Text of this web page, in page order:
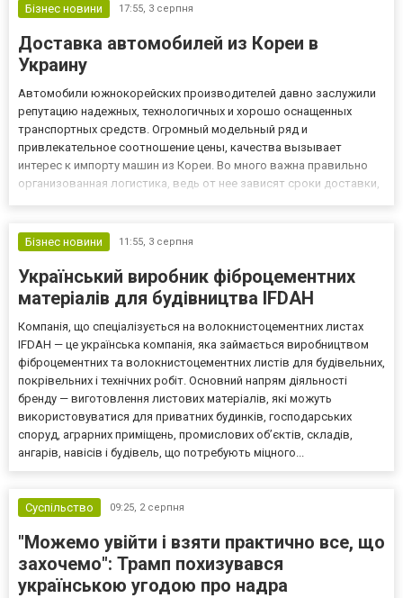
Бізнес новини 17:55, 3 серпня
Доставка автомобилей из Кореи в
Украину
Автомобили южнокорейских производителей давно заслужили
репутацию надежных, технологичных и хорошо оснащенных
транспортных средств. Огромный модельный ряд и
привлекательное соотношение цены, качества вызывает
интерес к импорту машин из Кореи. Во много важна правильно
организованная логистика, ведь от нее зависят сроки доставки,
перевозки автомо...
Бізнес новини 11:55, 3 серпня
Український виробник фіброцементних
матеріалів для будівництва IFDAH
Компанія, що спеціалізується на волокнистоцементних листах
IFDAH — це українська компанія, яка займається виробництвом
фіброцементних та волокнистоцементних листів для будівельних,
покрівельних і технічних робіт. Основний напрям діяльності
бренду — виготовлення листових матеріалів, які можуть
використовуватися для приватних будинків, господарських
споруд, аграрних приміщень, промислових об’єктів, складів,
ангарів, навісів і будівель, що потребують міцного...
Суспільство 09:25, 2 серпня
"Можемо увійти і взяти практично все, що
захочемо": Трамп похизувався
українською угодою про надра